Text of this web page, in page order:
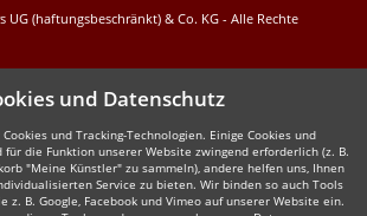
UG (haftungsbeschränkt) & Co. KG - Alle Rechte
und Datenschutz
und Tracking-Technologien. Einige Cookies und
die Funktion unserer Website zwingend erforderlich (z. B.
"Meine Künstler" zu sammeln), andere helfen uns, Ihnen
Service zu bieten. Wir binden so auch Tools
B. Google, Facebook und Vimeo auf unserer Website ein.